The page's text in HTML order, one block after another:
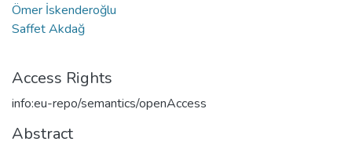
Ömer İskenderoğlu
Saffet Akdağ
Access Rights
info:eu-repo/semantics/openAccess
Abstract